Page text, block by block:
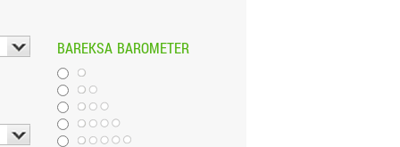
BAREKSA BAROMETER